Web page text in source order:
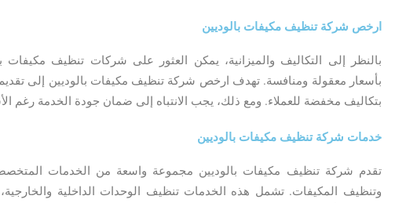
ارخص شركة تنظيف مكيفات بالوديين
بالنظر إلى التكاليف والميزانية، يمكن العثور على شركات تنظيف مكيفات
بأسعار معقولة ومنافسة. تهدف ارخص شركة تنظيف مكيفات بالوديين إلى
بتكاليف مخفضة للعملاء. ومع ذلك، يجب الانتباه إلى ضمان جودة الخدمة رغم
خدمات شركة تنظيف مكيفات بالوديين
تقدم شركة تنظيف مكيفات بالوديين مجموعة واسعة من الخدمات
وتنظيف المكيفات. تشمل هذه الخدمات تنظيف الوحدات الداخلية